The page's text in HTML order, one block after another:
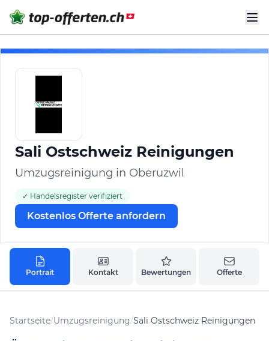
Sali Ostschweiz Reinigungen
Umzugsreinigung in Oberuzwil
✓ Handelsregister verifiziert
Kostenlos Offerte anfordern
Portrait Kontakt Bewertungen Offerte
Startseite/Umzugsreinigung/Sali Ostschweiz Reinigungen